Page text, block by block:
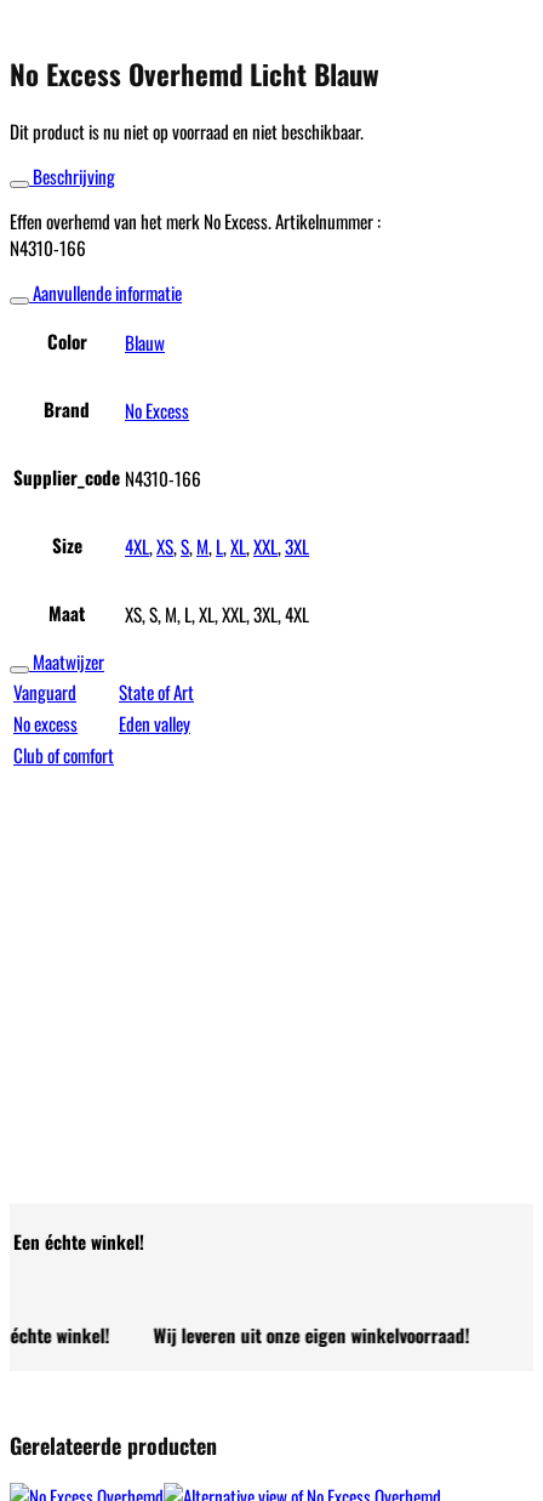
No Excess Overhemd Licht Blauw
Dit product is nu niet op voorraad en niet beschikbaar.
Beschrijving
Effen overhemd van het merk No Excess. Artikelnummer :
N4310-166
Aanvullende informatie
Color
Blauw
Brand No Excess
Supplier_code N4310-166
Size 4XL,XS,S,M,L,XL,XXL,3XL
Maat
XS, S, M, L, XL, XXL, 3XL, 4XL
Maatwijzer
Vanguard
State of Art
No excess
Eden valley
Club of comfort
Een échte winkel!
winkel! Wij leveren uit onze eigen winkelvoorraad!
Gerelateerde producten